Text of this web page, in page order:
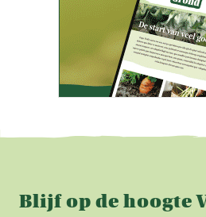
Blijf op de hoogte